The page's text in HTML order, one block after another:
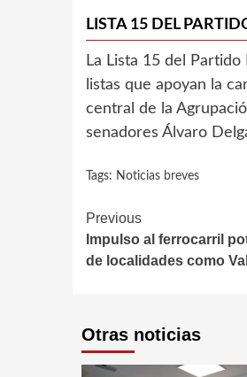
LISTA 15 DEL
La Lista 15 del
listas que apoyan la
central de la
senadores Álvaro
Tags: Noticias breves
Continue
Reading
Previous
Impulso al ferrocarril
de localidades como
Otras noticias